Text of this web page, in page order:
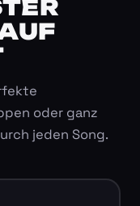
oder ganz
jeden Song.